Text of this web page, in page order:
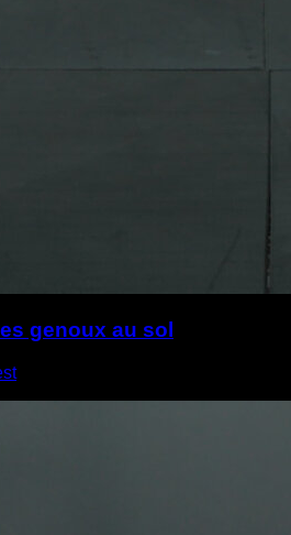
genoux au sol